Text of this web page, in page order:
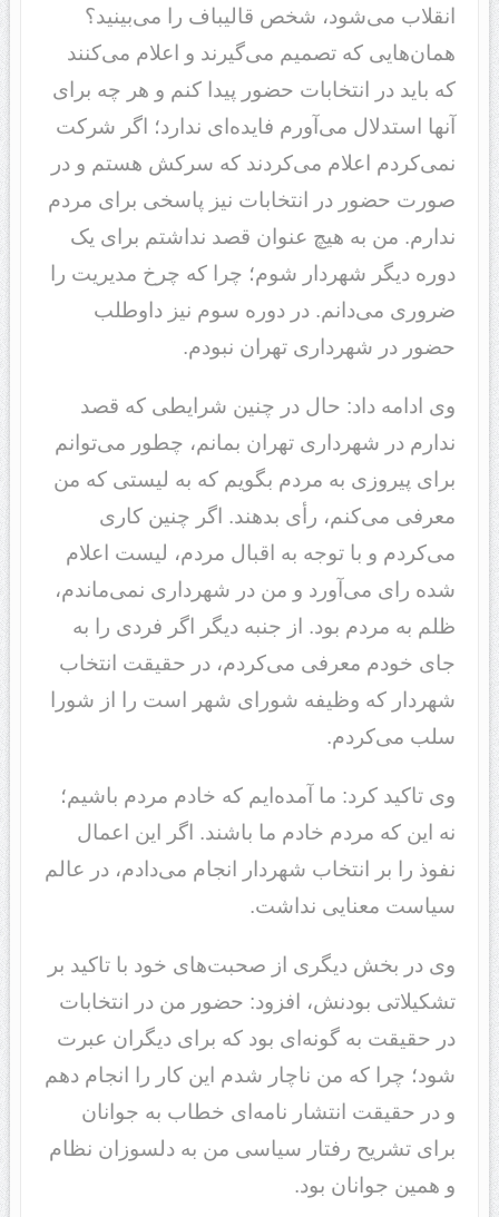
انقلاب می‌شود، شخص قالیباف را می‌بینید؟
همان‌هایی که تصمیم می‌گیرند و اعلام می‌کنند
که باید در انتخابات حضور پیدا کنم و هر چه برای
آنها استدلال می‌آورم فایده‌ای ندارد؛ اگر شرکت
نمی‌کردم اعلام می‌کردند که سرکش هستم و در
صورت حضور در انتخابات نیز پاسخی برای مردم
ندارم. من به هیچ عنوان قصد نداشتم برای یک
دوره دیگر شهردار شوم؛ چرا که چرخ مدیریت را
ضروری می‌دانم. در دوره سوم نیز داوطلب
حضور در شهرداری تهران نبودم.
وی ادامه داد: حال در چنین شرایطی که قصد
ندارم در شهرداری تهران بمانم، چطور می‌توانم
برای پیروزی به مردم بگویم که به لیستی که من
معرفی می‌کنم، رأی بدهند. اگر چنین کاری
می‌کردم و با توجه به اقبال مردم، لیست اعلام
شده رای می‌آورد و من در شهرداری نمی‌ماندم،
ظلم به مردم بود. از جنبه دیگر اگر فردی را به
جای خودم معرفی می‌کردم، در حقیقت انتخاب
شهردار که وظیفه شورای شهر است را از شورا
سلب می‌کردم.
وی تاکید کرد: ما آمده‌ایم که خادم مردم باشیم؛
نه این که مردم خادم ما باشند. اگر این اعمال
نفوذ را بر انتخاب شهردار انجام می‌دادم، در عالم
سیاست معنایی نداشت.
وی در بخش دیگری از صحبت‌های خود با تاکید بر
تشکیلاتی بودنش، افزود: حضور من در انتخابات
در حقیقت به گونه‌ای بود که برای دیگران عبرت
شود؛ چرا که من ناچار شدم این کار را انجام دهم
و در حقیقت انتشار نامه‌ای خطاب به جوانان
برای تشریح رفتار سیاسی من به دلسوزان نظام
و همین جوانان بود.